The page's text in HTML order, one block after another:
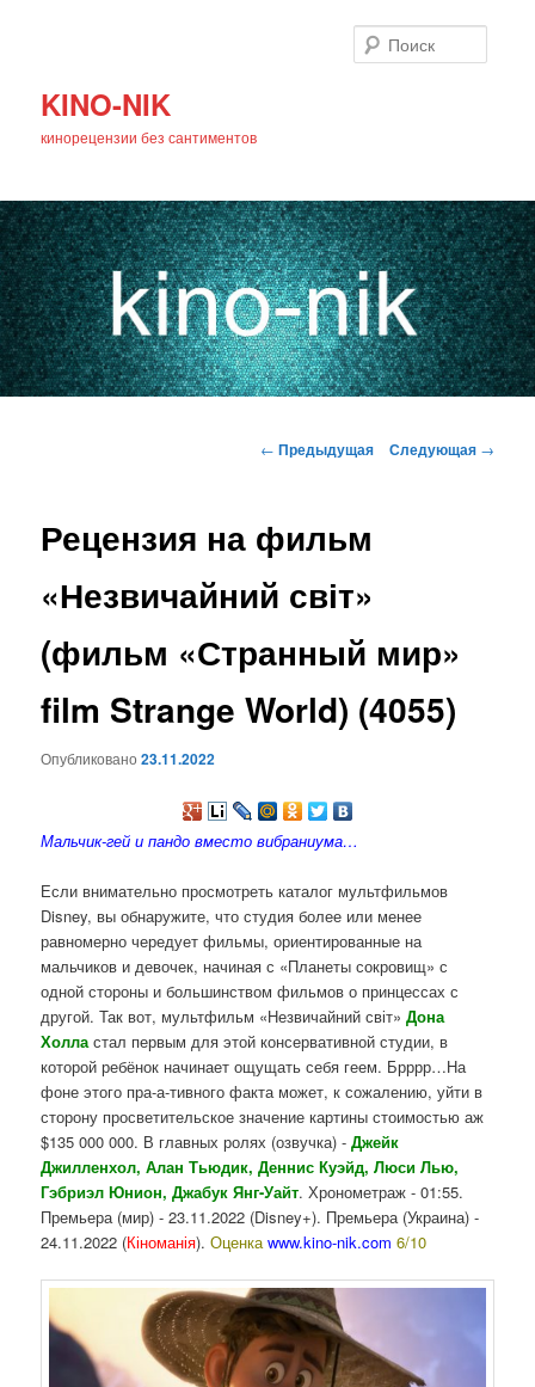
KINO-NIK
кинорецензии без сантиментов
основному
Навигация
← Предыдущая Следующая →
Рецензия на фильм
«Незвичайний світ»
(фильм «Странный мир»
film Strange World) (4055)
Опубликовано23.11.2022
Мальчик-гей и пандо вместо вибраниума…
Если внимательно просмотреть каталог мультфильмов
Disney, вы обнаружите, что студия более или менее
равномерно чередует фильмы, ориентированные на
мальчиков и девочек, начиная с «Планеты сокровищ» с
одной стороны и большинством фильмов о принцессах с
другой. Так вот, мультфильм «Незвичайний світ»Дона
Холла стал первым для этой консервативной студии, в
которой ребёнок начинает ощущать себя геем. Брррр…На
фоне этого пра-а-тивного факта может, к сожалению, уйти в
сторону просветительское значение картины стоимостью аж
$135 000 000. В главных ролях (озвучка) -Джейк
Джилленхол, Алан Тьюдик, Деннис Куэйд, Люси Лью,
Гэбриэл Юнион, Джабук Янг-Уайт. Хронометраж - 01:55.
Премьера (мир) - 23.11.2022 (Disney+). Премьера (Украина) -
24.11.2022 (Кіноманія).Оценкаwww.kino-nik.com 6/10